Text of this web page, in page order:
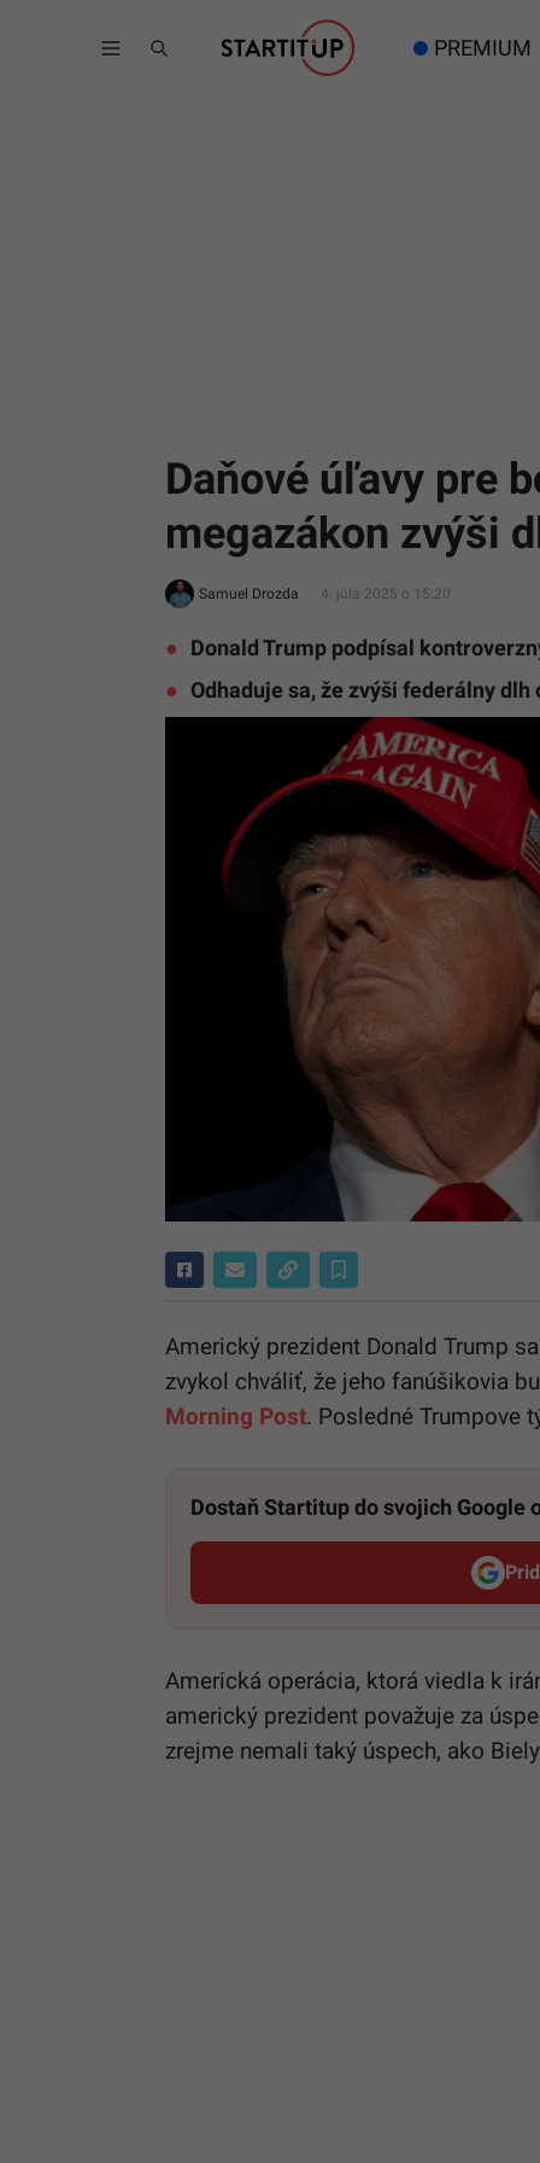
PREMIUM
Daňové úľavy pre
megazákon zvýši
Samuel Drozda 4. júla 2025 o 15:20
Donald Trump podpísal
Odhaduje sa, že zvýši federálny
Americký prezident Donald Trump
zvykol chváliť, že jeho fanúšikovia
Morning Post. Posledné Trumpove
Dostaň Startitup do svojich Google
Americká operácia, ktorá viedla k
americký prezident považuje za
zrejme nemali taký úspech, ako